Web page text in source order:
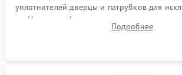
уплотнителей дверцы и патрубков для
Надежная фиксация хомутов
сборка корпуса и установка датчика
Подробнее